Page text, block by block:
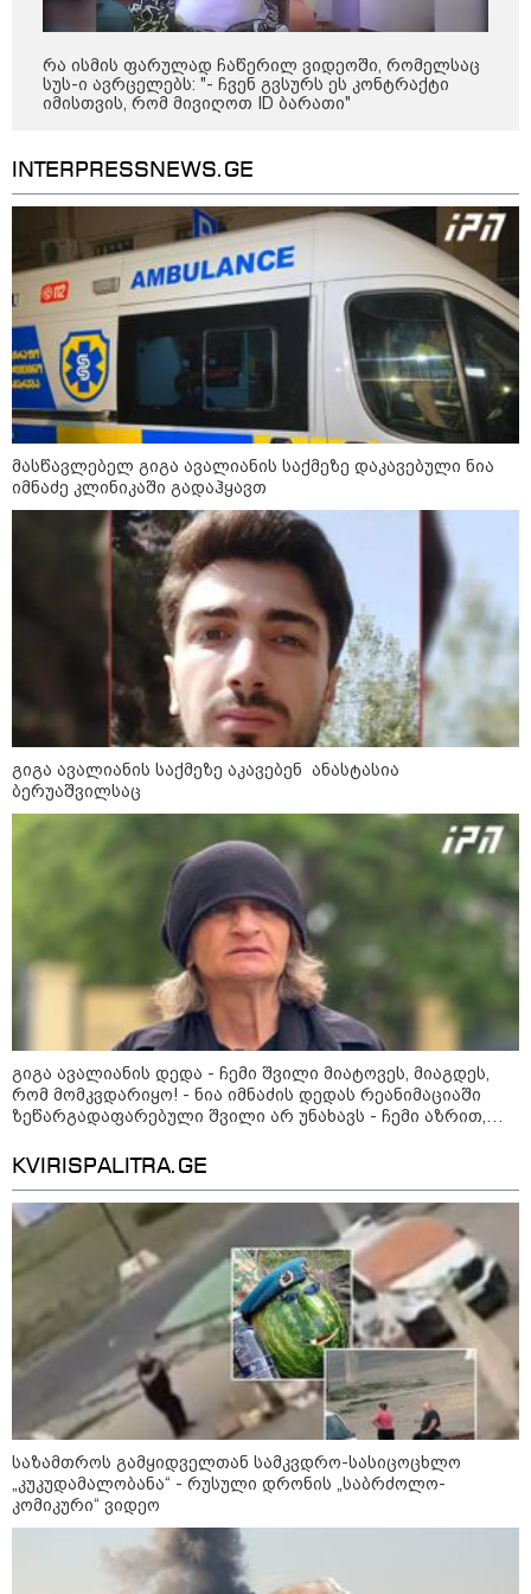
ევროპელმა და რუსმა ყოფილმა
მაღალჩინოსნებმა უკრაინაში ომთან
დაკავშირებით მოლაპარაკებები
გამართეს - რა არის ცნობილი
შეხვედრაზე
09:55 / 05-08-2026
მორიგი თავდასხმა Wildberries-
ის საწყობზე - დრონებით
თავდასხმის შემდეგ, ტულას
ხანძარია
09:12 / 05-08-2026
14 გარდაცვლილი, 22
დაშავებული, მასშტაბური
ხანძარი - რუსეთმა კიევზე
იერიში ბალისტიკური
რაკეტებით მიიტანა
14:13 / 04-08-2026
მორიგი თავდასხმა რუსეთში,
ნავთობგადამამუშავებელ
ქარხანაზე - რა დეტალებია
09:20 / 04-08-2026
შვიდი გარდაცვლილი და 40
დაშავებული - რუსეთში
აცხადებენ, რომ უკრაინული
დრონი დამსვენებლებით სავსე
სანაპიროზე აფეთქდა (ვიდეო)
კატეგორიის ყველა სიახლე
მასწავლებელ გიგა ავალიანის
საქმეზე დაკავებული ნია იმნაძე
კლინიკაში გადაჰყავთ
გიგა ავალიანის საქმეზე აკავებენ
ანასტასია ბერუაშვილსაც
შვილი მიატოვეს, მიაგდეს, რომ
მომკვდარიყო! - ნია იმნაძის
დედას რეანიმაციაში
რა ისმის ფარულად ჩაწერილ ვიდეოში, რომელსაც
სუს-ი ავრცელებს: "- ჩვენ გვსურს ეს კონტრაქტი
იმისთვის, რომ მივიღოთ ID ბარათი"
INTERPRESSNEWS.GE
მასწავლებელ გიგა ავალიანის საქმეზე დაკავებული ნია
იმნაძე კლინიკაში გადაჰყავთ
გიგა ავალიანის საქმეზე აკავებენ ანასტასია
ბერუაშვილსაც
გიგა ავალიანის დედა - ჩემი შვილი მიატოვეს, მიაგდეს,
რომ მომკვდარიყო! - ნია იმნაძის დედას რეანიმაციაში
ზეწარგადაფარებული შვილი არ უნახავს - ჩემი აზრით,
KVIRISPALITRA.GE
საზამთროს გამყიდველთან სამკვდრო-სასიცოცხლო
„კუკუდამალობანა“ - რუსული დრონის „საბრძოლო-
კომიკური“ ვიდეო